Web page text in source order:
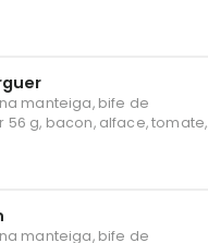
manteiga, bife de
56 g, bacon, alface, tomate,
manteiga, bife de